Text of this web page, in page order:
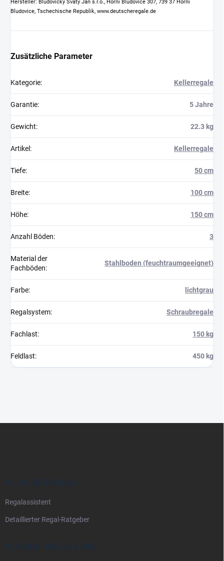
Hersteller: Bludovický Svatý Ján s.r.o., Horní Bludovice 307, 739 37 Horní
Bludovice, Tschechische Republik, www.deutscheregale.de
Zusätzliche Parameter
Kategorie: Kellerregale
Garantie: 5 Jahre
Gewicht: 22.3 kg
Artikel : Kellerregale
Tiefe: 50 cm
Breite: 100 cm
Höhe: 150 cm
Anzahl Böden: 3
Material der
Fachböden:
Stahlboden (feuchtraumgeeignet)
Farbe: lichtgrau
Regalsystem: Schraubregale
Fachlast: 150 kg
Feldlast: 450 kg
ALLES ÜBER REGALE
Regalassistent
Detaillierter Regal-Ratgeber
VERSAND UND ZAHLUNG